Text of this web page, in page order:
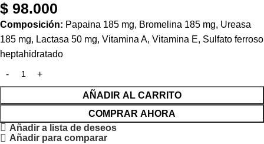
$ 98.000
Composición: Papaina 185 mg, Bromelina 185 mg, Ureasa
185 mg, Lactasa 50 mg, Vitamina A, Vitamina E, Sulfato ferroso
heptahidratado
AÑADIR AL CARRITO
COMPRAR AHORA
Añadir a lista de deseos
Añadir para comparar